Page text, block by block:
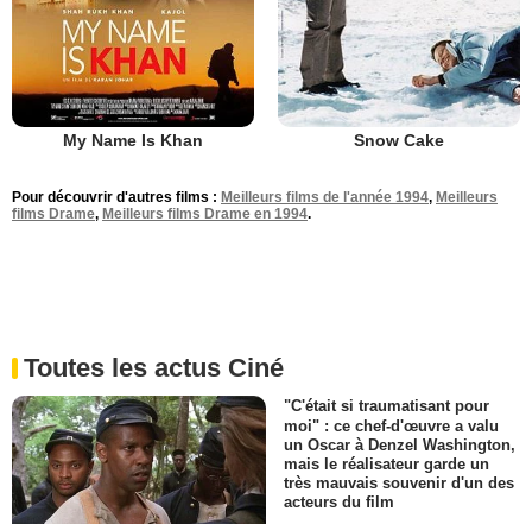
My Name Is Khan Snow Cake
Pour découvrir d'autres films : Meilleurs films de l'année 1994, Meilleurs
films Drame, Meilleurs films Drame en 1994.
Toutes les actus Ciné
"C'était si traumatisant pour
moi" : ce chef-d'œuvre a valu
un Oscar à Denzel Washington,
mais le réalisateur garde un
très mauvais souvenir d'un des
acteurs du film